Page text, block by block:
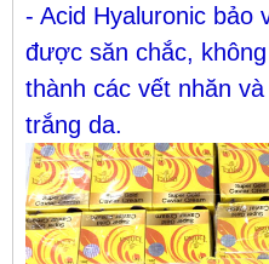
- Acid Hyaluronic bảo
được săn chắc,
thành các vết nhăn
trắng da.